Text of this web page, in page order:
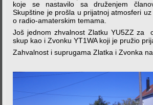
koje se nastavilo sa druženjem
Skupštine je prošla u prijatnoj atmosferi
o radio-amaterskim temama.
Još jednom zhvalnost Zlatku YU5ZZ za
skup kao i Zvonku YT1WA koji je pružio
Zahvalnost i suprugama Zlatka i Zvonka